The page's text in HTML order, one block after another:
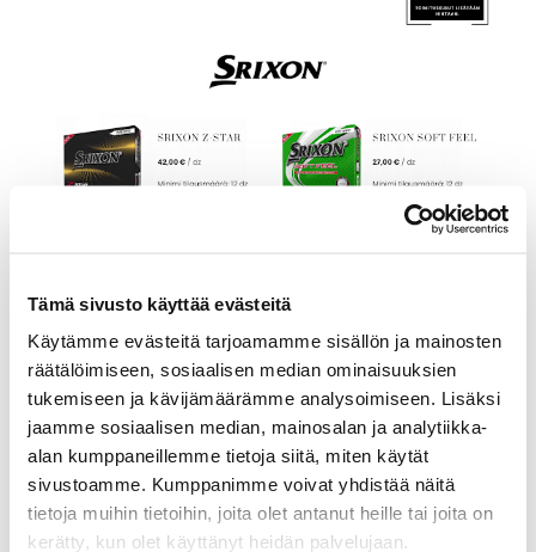
Tämä sivusto käyttää evästeitä
Käytämme evästeitä tarjoamamme sisällön ja mainosten
räätälöimiseen, sosiaalisen median ominaisuuksien
tukemiseen ja kävijämäärämme analysoimiseen. Lisäksi
jaamme sosiaalisen median, mainosalan ja analytiikka-
alan kumppaneillemme tietoja siitä, miten käytät
sivustoamme. Kumppanimme voivat yhdistää näitä
tietoja muihin tietoihin, joita olet antanut heille tai joita on
kerätty, kun olet käyttänyt heidän palvelujaan.